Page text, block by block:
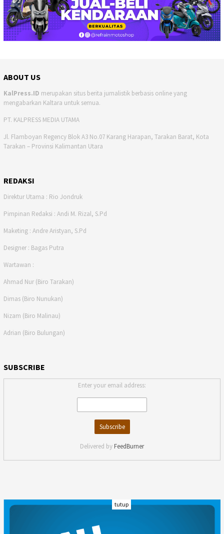
ABOUT US
KalPress.ID merupakan situs berita jurnalistik berbasis online yang
mengabarkan Kaltara untuk semua.
PT. KALPRESS MEDIA UTAMA
Jl. Flamboyan Regency Blok A3 No.07 Karang Harapan, Tarakan Barat, Kota
Tarakan – Provinsi Kalimantan Utara
REDAKSI
Direktur Utama : Rio Jondruk
Pimpinan Redaksi : Andi M. Rizal, S.Pd
Maketing : Andre Aristyan, S.Pd
Designer : Bagas Putra
Wartawan :
Ahmad Nur (Biro Tarakan)
Dimas (Biro Nunukan)
Nizam (Biro Malinau)
Adrian (Biro Bulungan)
SUBSCRIBE
Enter your email address:
Delivered by FeedBurner
INDEKS
tutup